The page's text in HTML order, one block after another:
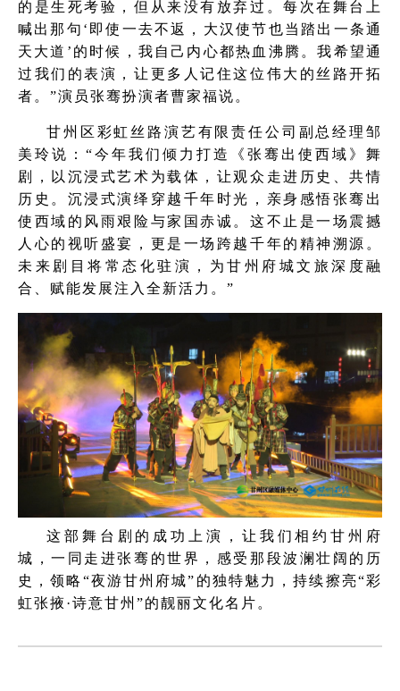
的是生死考验，但从来没有放弃过。每次在舞台上
喊出那句‘即使一去不返，大汉使节也当踏出一条通
天大道’的时候，我自己内心都热血沸腾。我希望通
过我们的表演，让更多人记住这位伟大的丝路开拓
者。”演员张骞扮演者曹家福说。
甘州区彩虹丝路演艺有限责任公司副总经理邹
美玲说：“今年我们倾力打造《张骞出使西域》舞
剧，以沉浸式艺术为载体，让观众走进历史、共情
历史。沉浸式演绎穿越千年时光，亲身感悟张骞出
使西域的风雨艰险与家国赤诚。这不止是一场震撼
人心的视听盛宴，更是一场跨越千年的精神溯源。
未来剧目将常态化驻演，为甘州府城文旅深度融
合、赋能发展注入全新活力。”
这部舞台剧的成功上演，让我们相约甘州府
城，一同走进张骞的世界，感受那段波澜壮阔的历
史，领略“夜游甘州府城”的独特魅力，持续擦亮“彩
虹张掖·诗意甘州”的靓丽文化名片。